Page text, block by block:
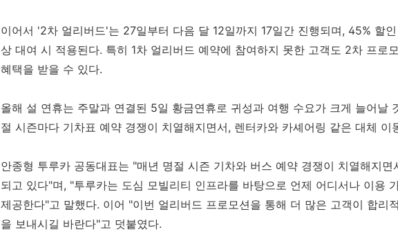
이어서 '2차 얼리버드'는 27일부터 다음 달12일까지 17일간 진행되며, 45% 할
상 대여 시 적용된다. 특히 1차 얼리버드 예약에 참여하지 못한 고객도 2차 프로
혜택을 받을 수 있다.
올해 설 연휴는 주말과 연결된 5일 황금연휴로 귀성과 여행 수요가 크게 늘어날
절 시즌마다 기차표 예약 경쟁이 치열해지면서, 렌터카와 카셰어링 같은 대체 이
안종형 투루카 공동대표는 "매년 명절 시즌 기차와 버스 예약 경쟁이 치열해지면
되고 있다"며, "투루카는 도심 모빌리티 인프라를 바탕으로 언제 어디서나 이용
제공한다"고 말했다. 이어 "이번 얼리버드 프로모션을 통해 더 많은 고객이 합리
을 보내시길 바란다"고 덧붙였다.